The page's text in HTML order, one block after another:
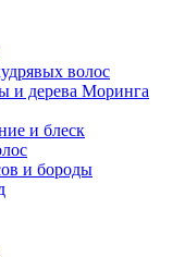
волос
и дерева Моринга
и блеск
и бороды